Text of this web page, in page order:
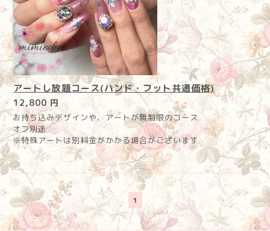
アートし放題コース(ハンド・フット共通価格)
12,800 円
お持ち込みデザインや、アートが無制限のコース
オフ別途
※特殊アートは別料金がかかる場合がございます
1